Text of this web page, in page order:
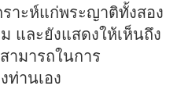
าะห์แก่พระญาติทั้งสอง
และยังแสดงให้เห็นถึง
ามารถในการ
ท่านเอง